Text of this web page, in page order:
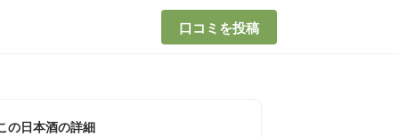
口コミを投稿
の日本酒の詳細